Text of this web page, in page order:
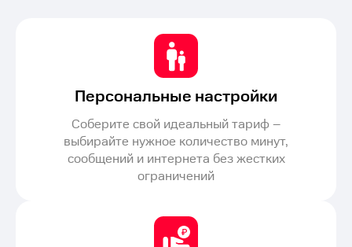
Персональные настройки
Соберите свой идеальный тариф –
выбирайте нужное количество минут,
сообщений и интернета без жестких
ограничений